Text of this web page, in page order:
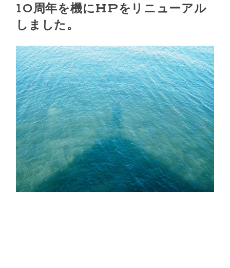
10周年を機にHPをリニューアル
しました。